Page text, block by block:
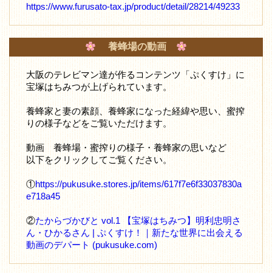
https://www.furusato-tax.jp/product/detail/28214/49233
養蜂場の動画
大阪のテレビマン達が作るコンテンツ「ぷくすけ」に
宝塚はちみつが上げられています。
養蜂家と妻の素顔、養蜂家になった経緯や思い、蜜搾
りの様子などをご覧いただけます。
動画 養蜂場・蜜搾りの様子・養蜂家の思いなど
以下をクリックしてご覧ください。
①https://pukusuke.stores.jp/items/617f7e6f33037830a
e718a45
②たからづかびと vol.1 【宝塚はちみつ】明利忠明さ
ん・ひかるさん | ぷくすけ！｜新たな世界に出会える
動画のデパート (pukusuke.com)